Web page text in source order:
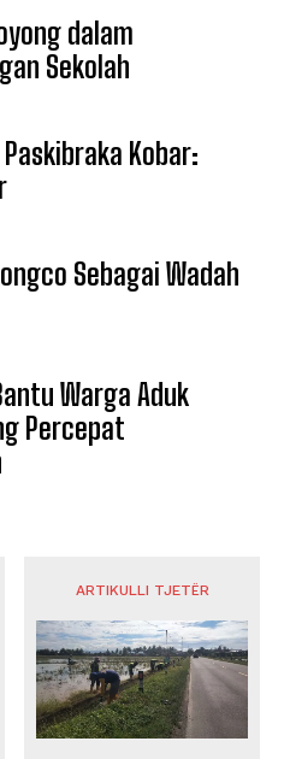
dalam
Sekolah
Kobar:
Sebagai Wadah
Warga Aduk
Percepat
ARTIKULLI TJETËR